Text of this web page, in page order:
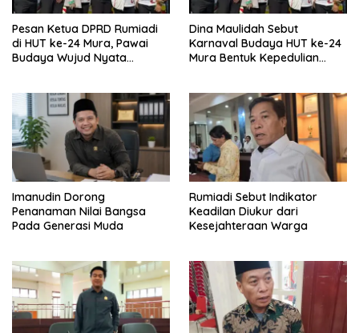
Pesan Ketua DPRD Rumiadi
di HUT ke-24 Mura, Pawai
Budaya Wujud Nyata
Dina Maulidah Sebut
Karnaval Budaya HUT ke-24
Mura Bentuk Kepedulian
Imanudin Dorong
Penanaman Nilai Bangsa
Pada Generasi Muda
Rumiadi Sebut Indikator
Keadilan Diukur dari
Kesejahteraan Warga